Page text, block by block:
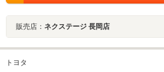
販売店： ネクステージ 長岡店
トヨタ